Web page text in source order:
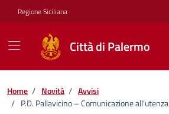
Vai ai contenuti
Vai al footer
Regione Siciliana
Città di Palermo
Home / Novità / Avvisi
/ P.D. Pallavicino – Comunicazione all’utenza